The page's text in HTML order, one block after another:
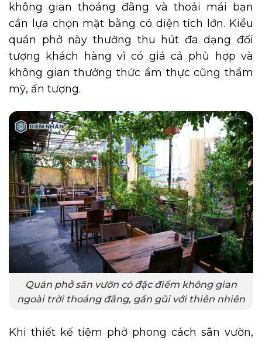
không gian thoáng đãng và thoải mái bạn
cần lựa chọn mặt bằng có diện tích lớn. Kiểu
quán phở này thường thu hút đa dạng đối
tượng khách hàng vì có giá cả phù hợp và
không gian thưởng thức ẩm thực cũng thẩm
mỹ, ấn tượng.
Quán phở sân vườn có đặc điểm không gian
ngoài trời thoáng đãng, gần gũi với thiên nhiên
Khi thiết kế tiệm phở phong cách sân vườn,